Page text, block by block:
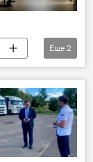
Еще 2